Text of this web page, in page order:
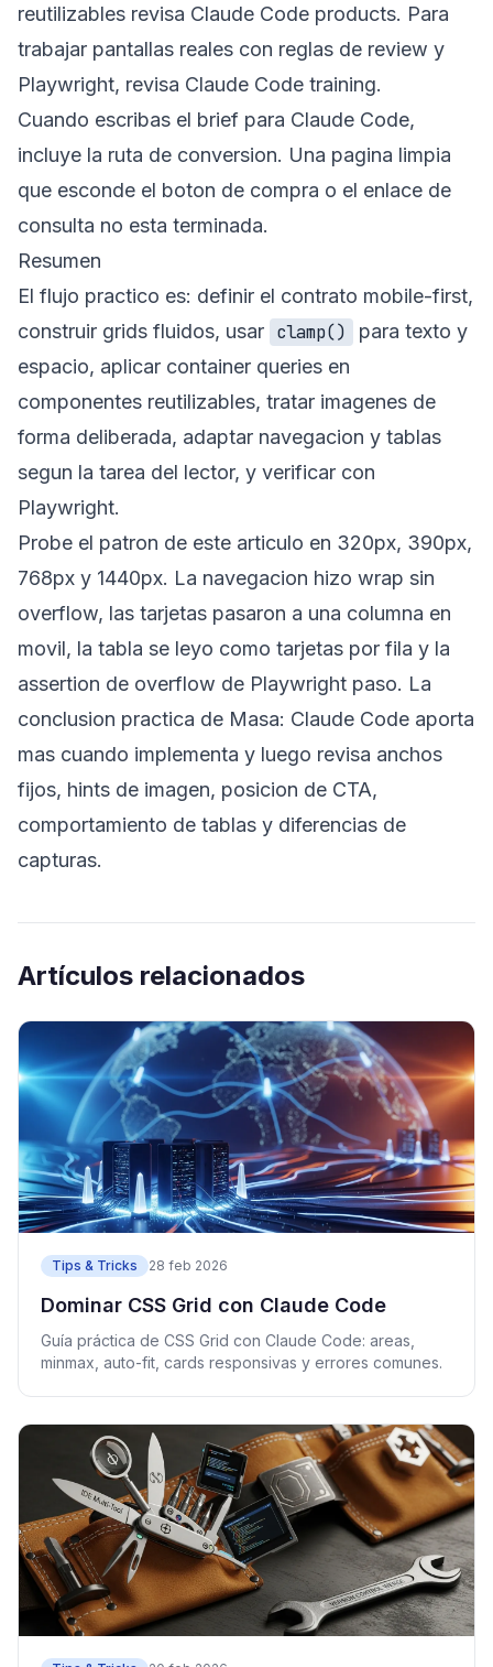
reutilizables revisa Claude Code products. Para
trabajar pantallas reales con reglas de review y
Playwright, revisa Claude Code training.
Cuando escribas el brief para Claude Code,
incluye la ruta de conversion. Una pagina limpia
que esconde el boton de compra o el enlace de
consulta no esta terminada.
Resumen
El flujo practico es: definir el contrato mobile-first,
construir grids fluidos, usar clamp()
para texto y
espacio, aplicar container queries en
componentes reutilizables, tratar imagenes de
forma deliberada, adaptar navegacion y tablas
segun la tarea del lector, y verificar con
Playwright.
Probe el patron de este articulo en 320px, 390px,
768px y 1440px. La navegacion hizo wrap sin
overflow, las tarjetas pasaron a una columna en
movil, la tabla se leyo como tarjetas por fila y la
assertion de overflow de Playwright paso. La
conclusion practica de Masa: Claude Code aporta
mas cuando implementa y luego revisa anchos
fijos, hints de imagen, posicion de CTA,
comportamiento de tablas y diferencias de
capturas.
Artículos relacionados
Tips & Tricks 28 feb 2026
Dominar CSS Grid con Claude Code
Guía práctica de CSS Grid con Claude Code: areas,
minmax, auto-fit, cards responsivas y errores comunes.